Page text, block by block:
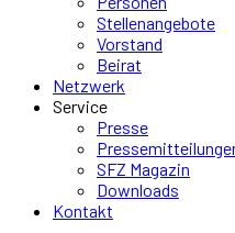
Stellenangebote
Vorstand
Beirat
Netzwerk
Service
Presse
SFZ Magazin
Downloads
Kontakt